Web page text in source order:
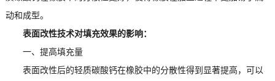
动和成型。
表面改性技术对填充效果的影响：
一、提高填充量
表面改性后的轻质碳酸钙在橡胶中的分散性得到显著提高，可以